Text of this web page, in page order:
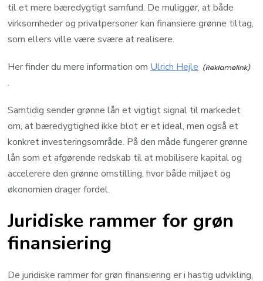
til et mere bæredygtigt samfund. De muliggør, at både
virksomheder og privatpersoner kan finansiere grønne tiltag,
som ellers ville være svære at realisere.
Her finder du mere information om Ulrich Hejle
.
Samtidig sender grønne lån et vigtigt signal til markedet
om, at bæredygtighed ikke blot er et ideal, men også et
konkret investeringsområde. På den måde fungerer grønne
lån som et afgørende redskab til at mobilisere kapital og
accelerere den grønne omstilling, hvor både miljøet og
økonomien drager fordel.
Juridiske rammer for grøn
finansiering
De juridiske rammer for grøn finansiering er i hastig udvikling,